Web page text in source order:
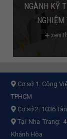
NGÀNH KỸ
NGHIỆM
xem
Cơ sở 1: Công
TPHCM
Cơ sở 2: 1036
Tại Nha Trang:
Khánh Hòa